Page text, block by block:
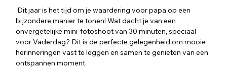
Dit jaar is het tijd om je waardering voor papa op een
bijzondere manier te tonen! Wat dacht je van een
onvergetelijke mini-fotoshoot van 30 minuten, speciaal
voor Vaderdag? Dit is de perfecte gelegenheid om mooie
herinneringen vast te leggen en samen te genieten van een
ontspannen moment.